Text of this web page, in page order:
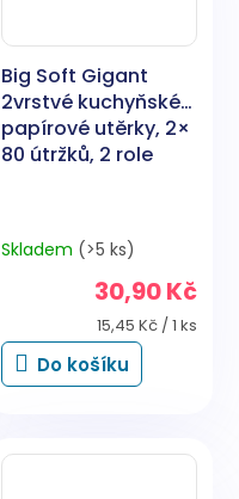
Big Soft Gigant
2vrstvé kuchyňské
papírové utěrky, 2×
80 útržků, 2 role
Skladem (>5 ks)
30,90 Kč
Měrná
cena:
15,45 Kč / 1 ks
Do košíku